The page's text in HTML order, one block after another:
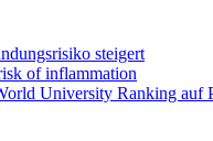
steigert
of inflammation
University Ranking auf